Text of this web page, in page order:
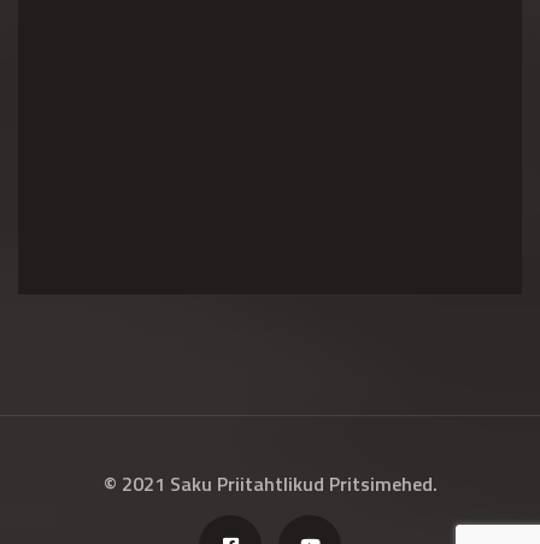
© 2021 Saku Priitahtlikud Pritsimehed.